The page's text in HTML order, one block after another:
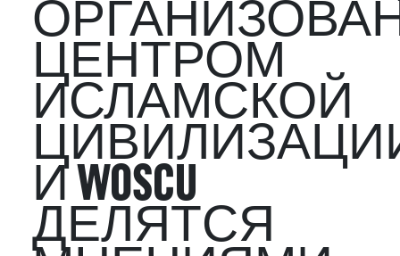
ЦЕНТРОМ
ИСЛАМСКОЙ
И WOSCU
ДЕЛЯТСЯ